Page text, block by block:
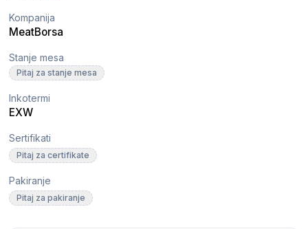
Kompanija
MeatBorsa
Stanje mesa
Pitaj za stanje mesa
Inkotermi
EXW
Sertifikati
Pitaj za certifikate
Pakiranje
Pitaj za pakiranje